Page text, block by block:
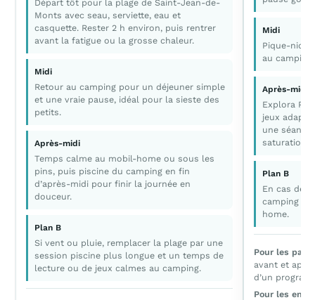
Départ tôt pour la plage de Saint-Jean-de-
Monts avec seau, serviette, eau et
casquette. Rester 2 h environ, puis rentrer
avant la fatigue ou la grosse chaleur.
Midi
Retour au camping pour un déjeuner simple
et une vraie pause, idéal pour la sieste des
petits.
Après-midi
Temps calme au mobil-home ou sous les
pins, puis piscine du camping en fin
d’après-midi pour finir la journée en
douceur.
Plan B
Si vent ou pluie, remplacer la plage par une
session piscine plus longue et un temps de
lecture ou de jeux calmes au camping.
Midi
Pique-
au camping
Après-midi
Explora
jeux
une
saturation.
Plan B
En cas de
camping
home.
Pour les
avant et
d’un
Pour les